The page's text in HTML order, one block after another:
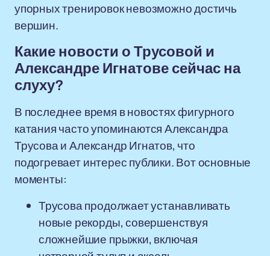
упорных тренировок невозможно достичь
вершин.
Какие новости о Трусовой и
Александре Игнатове сейчас на
слуху?
В последнее время в новостях фигурного
катания часто упоминаются Александра
Трусова и Александр Игнатов, что
подогревает интерес публики. Вот основные
моменты:
Трусова продолжает устанавливать
новые рекорды, совершенствуя
сложнейшие прыжки, включая